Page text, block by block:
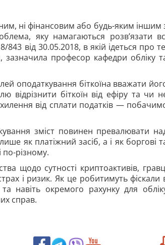
ні фінансовим або будь-яким іншим
яку намагаються розв’язати
від 30.05.2018, в якій ідеться про
зазначила професор кафедри обліку
оподаткування біткоїна вважати
відрізнити біткоїн від ефіру та чи
від сплати податків —
зміст повинен превалювати
як платіжний засіб, а і як боргові
по-різному.
щодо сутності криптоактивів,
і ризик. Як це робитимуть фіскали
та навіть окремого рахунку для
справ.